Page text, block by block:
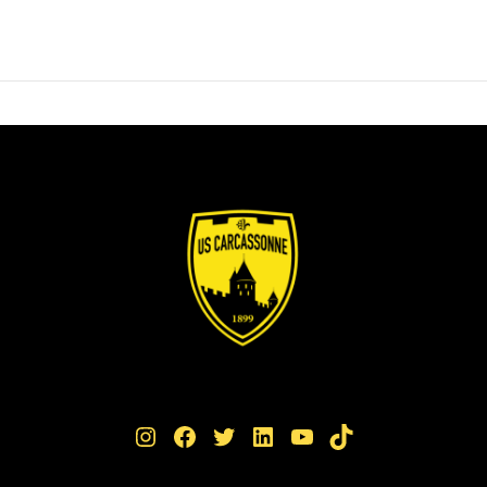
Instagram Facebook Twitter LinkedIn YouTube TikTok